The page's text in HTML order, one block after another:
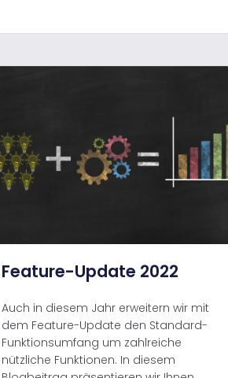
Feature-Update 2022
Auch in diesem Jahr erweitern wir mit
dem Feature-Update den Standard-
Funktionsumfang um zahlreiche
nützliche Funktionen. In diesem